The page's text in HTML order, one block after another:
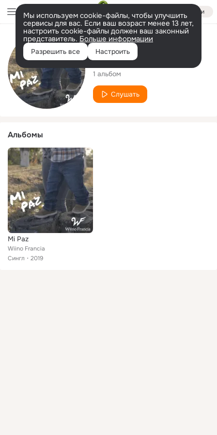
Войти
Мы используем cookie-файлы, чтобы улучшить
сервисы для вас. Если ваш возраст менее 13 лет,
настроить cookie-файлы должен ваш законный
представитель. Больше информации
Разрешить все Настроить
Исполнитель
Wiino Francia
1 альбом
Слушать
Альбомы
Mi Paz
Wiino Francia
Сингл
2019